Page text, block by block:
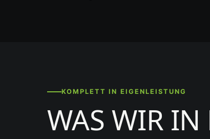
KOMPLETT IN EIGENLEISTUNG
WAS WIR IN